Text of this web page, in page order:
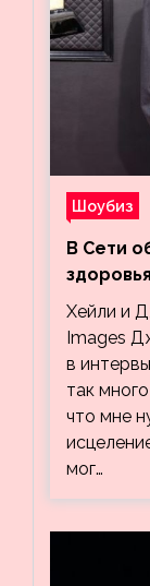
Шоубиз
В Сети
видео,
Хейли
Хейли и
Images
в
так
что мне
мог…